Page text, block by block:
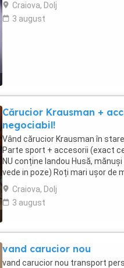
Craiova, Dolj
3 august
Cărucior Krausman +
negociabil!
Vând cărucior Krausman în
Parte sport + accesorii (exact
NU conține landou Husă,
vede in poze) Roți mari ușor de
practic , ...
Craiova, Dolj
3 august
vand carucior nou
vand carucior nou transport